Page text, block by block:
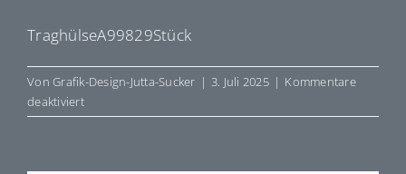
TraghülseA99829Stück
VonGrafik-Design-Jutta-Sucker | 3. Juli 2025 | Kommentare
deaktiviertfür
E99829